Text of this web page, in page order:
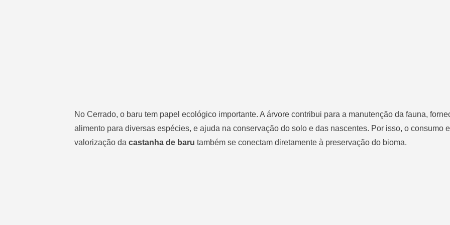
No Cerrado, o baru tem papel ecológico importante. A árvore contribui para a manutenção da fauna,
alimento para diversas espécies, e ajuda na conservação do solo e das nascentes. Por isso, o consumo
valorização da castanha de baru também se conectam diretamente à preservação do bioma.